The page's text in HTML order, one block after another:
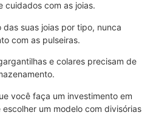
cuidados com as joias.
suas joias por tipo, nunca
com as pulseiras.
e colares precisam de
você faça um investimento em
um modelo com divisórias